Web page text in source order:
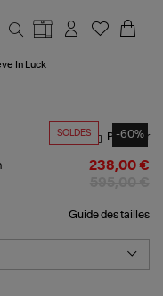
In Luck
SOLDES -60%
Partager
238,00 €
Guide des tailles